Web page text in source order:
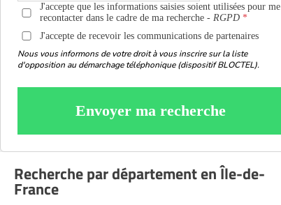
J'accepte que les informations saisies soient utilisées pour me
recontacter dans le cadre de ma recherche -RGPD
J'accepte de recevoir les communications de partenaires
Nous vous informons de votre droit à vous inscrire sur la liste
d'opposition au démarchage téléphonique (dispositif BLOCTEL).
Envoyer ma recherche
Recherche par département en Île-de-
France